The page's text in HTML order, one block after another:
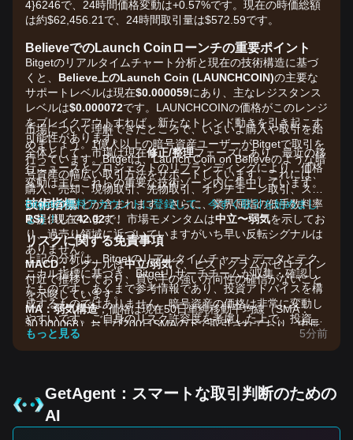
4}6246で、24時間価格変動は+0.57%です。現在の時価総額
は約$62,456.21で、24時間取引量は$572.59です。
BelieveでのLaunch Coinローンチの重要ポイント
Bitgetのリアルタイムチャート分析と現在の技術構造に基づ
くと、 Believe上のLaunch Coin (LAUNCHCOIN)の主要な
サポートレベルは現在$0.000059にあり、主なレジスタンス
レベルは$0.000072です。LAUNCHCOINの価格がこのレンジ
をブレイクアウトすれば、新たなトレンド動きを引き起こす
可能性があります。
全体として、市場は現在修正/整理フェーズにあり、最近の移
行ニュースとプロジェクトのリブランディングにより、価格
変動は主にこれらの重要な技術ゾーン内に集中しています。
技術指標
RSI：現在42.02で、市場モメンタムは中立〜弱気を示してお
り、過売り領域に近づいていますがいち早い反転シグナルは
ありません。
MACD：シグナルは中立/弱気で、ヒストグラムがゼロライン
付近で推移しており、買い手の強い方向性の確信がないこと
を示唆しています。
MA：弱気構造；価格は現在50日単純移動平均線（SMA：
$0.000068）および200日SMAの下で取引されており、中長
期の下落トレンドが続いていることを示しています。
は、主に以下の要因に影響されています：
•トークン移行とリブランディング： プロジェクトは最近、
LAUNCHCOINから新しい
市場について理解できたところで、いよいよ購入や取引を始
めましょう。1億人以上の暗号資産ユーザーがBitgetで取引を
行っています。Bitgetは、Launch Coin on Believeのような暗
号資産の幅広い取引方法をサポートしています。これには、
購入、売却、現物取引、先物取引、オンチェーン取引、ステ
ーキングなどが含まれます。さらに、業界屈指の低手数料率
も提供しています！
Bitgetの無料アカウントに登録して、今すぐ取引を始めまし
ょう！
リスクに関する免責事項
上記の分析は、Bitgetのリアルタイムチャートデータとテク
ニカル指標に基づき、Bitgetリサーチチームが収集・確認し
たものです。あくまで参考情報であり、投資アドバイスを構
成するものではありません。暗号資産の価格は非常に変動し
やすいです。ご自身のリスク許容度を考慮した上で、投資判
断を行ってください。
もっと見る 5分前
GetAgent：スマートな取引判断のための
AI